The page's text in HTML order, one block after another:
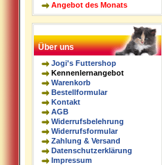
Angebot des Monats
Über uns
Jogi's Futtershop
Kennenlernangebot
Warenkorb
Bestellformular
Kontakt
AGB
Widerrufsbelehrung
Widerrufsformular
Zahlung & Versand
Datenschutzerklärung
Impressum